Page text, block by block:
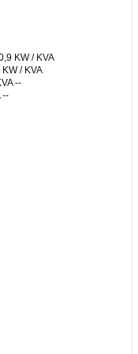
KW / KVA
/ KVA
--
--